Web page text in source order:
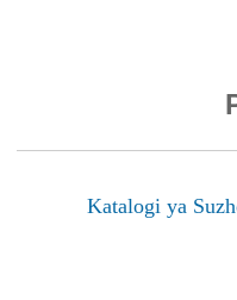
Katalogi ya